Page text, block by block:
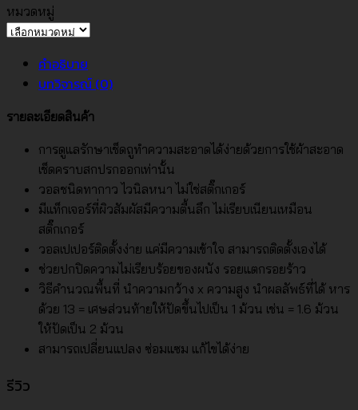
หมวดหมู่
หมวด
คำอธิบาย
บทวิจารณ์ (0)
รายละเอียดสินค้า
การดูแลรักษาเช็ดถูทำความสะอาดได้ง่ายด้วยการใช้ผ้าสะอาด
เช็ดคราบสกปรกออกเท่านั้น
วอลชนิดทากาว ไวนิลหนา ไม่ใช่สติ๊กเกอร์
มีแท็กเจอร์ที่ผิวสัมผัสมีความตื้นลึก ไม่เรียบเนียนเหมือน
สติ๊กเกอร์
วอลเปเปอร์ติดตั้งง่าย แค่มีความเข้าใจ สามารถติดตั้งเองได้
ช่วยปกปิดความไม่เรียบร้อยของผนัง รอยแตกรอยร้าว
วิธีคำนวณพื้นที่ นำความกว้าง x ความสูง นำผลลัพธ์ที่ได้ หาร
ด้วย 13 = เศษส่วนท้ายให้ปัดขึ้นไปเป็น 1 ม้วน เช่น = 1.6 ม้วน
ให้ปัดเป็น 2 ม้วน
สามารถเปลี่ยนแปลง ซ่อมแซม แก้ไขได้ง่าย
รีวิว